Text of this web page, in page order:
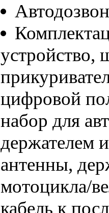
Автодозвон
устройство,
цифровой
набор для
держателем
антенны,
мотоцикла/
кабель к